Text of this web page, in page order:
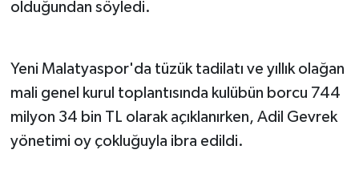
olduğundan söyledi.
Yeni Malatyaspor'da tüzük tadilatı ve yıllık olağan
mali genel kurul toplantısında kulübün borcu 744
milyon 34 bin TL olarak açıklanırken, Adil Gevrek
yönetimi oy çokluğuyla ibra edildi.